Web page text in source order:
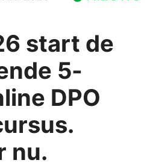
start de
5-
DPO
nu.